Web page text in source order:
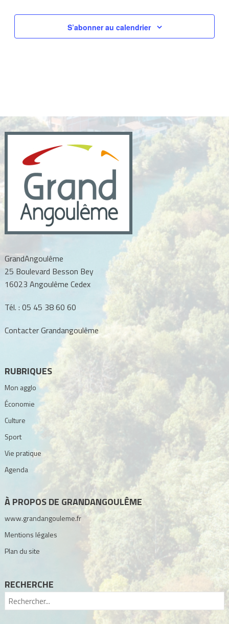
S’abonner au calendrier
GrandAngoulême
25 Boulevard Besson Bey
16023 Angoulême Cedex
Tél. : 05 45 38 60 60
Contacter Grandangoulême
RUBRIQUES
Mon agglo
Économie
Culture
Sport
Vie pratique
Agenda
À PROPOS DE GRANDANGOULÊME
www.grandangouleme.fr
Mentions légales
Plan du site
RECHERCHE